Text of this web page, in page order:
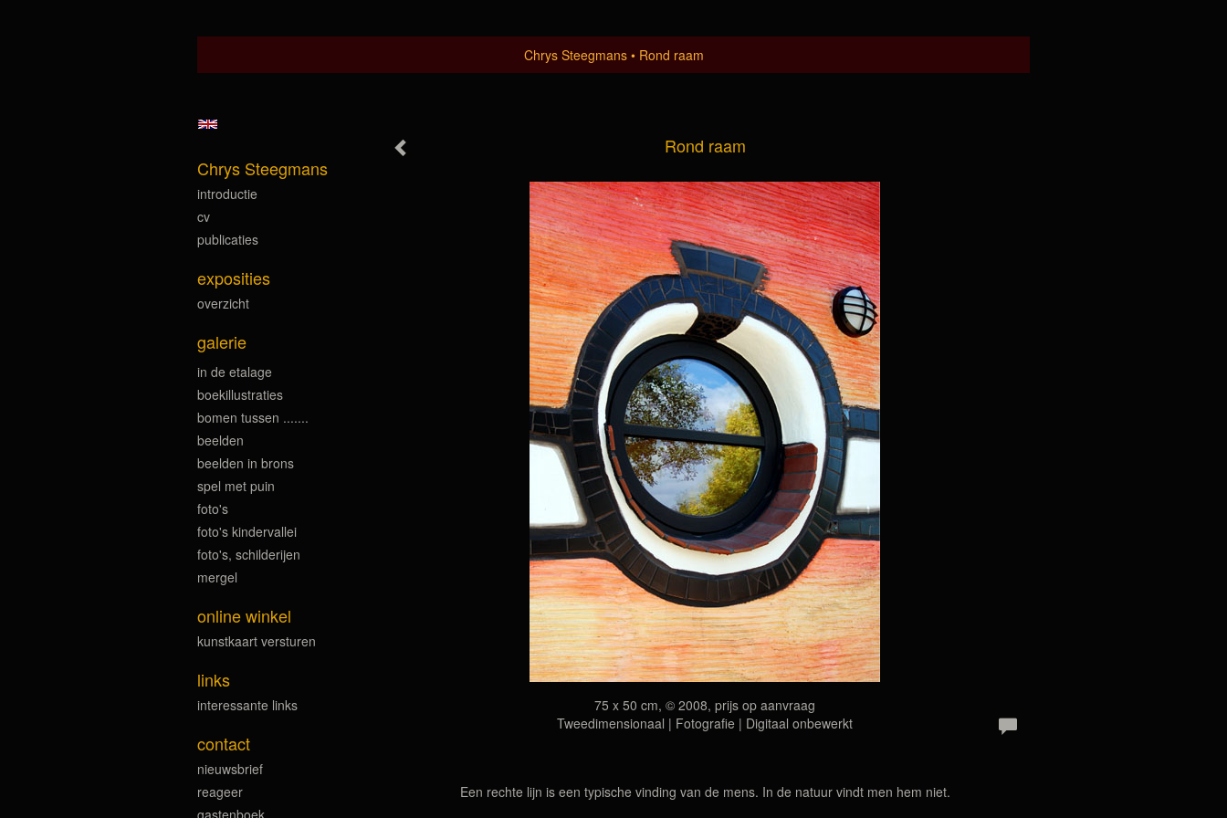
Chrys Steegmans Rond raam
Rond raam
75 x 50 cm, © 2008, prijs op aanvraag
Tweedimensionaal | Fotografie | Digitaal onbewerkt
Een rechte lijn is een typische vinding van de mens. In de natuur vindt men hem niet.
Chrys Steegmans
introductie
cv
publicaties
exposities
overzicht
galerie
in de etalage
boekillustraties
bomen tussen .......
beelden
beelden in brons
spel met puin
foto's
foto's kindervallei
foto's, schilderijen
mergel
online winkel
kunstkaart versturen
links
interessante links
contact
nieuwsbrief
reageer
gastenboek